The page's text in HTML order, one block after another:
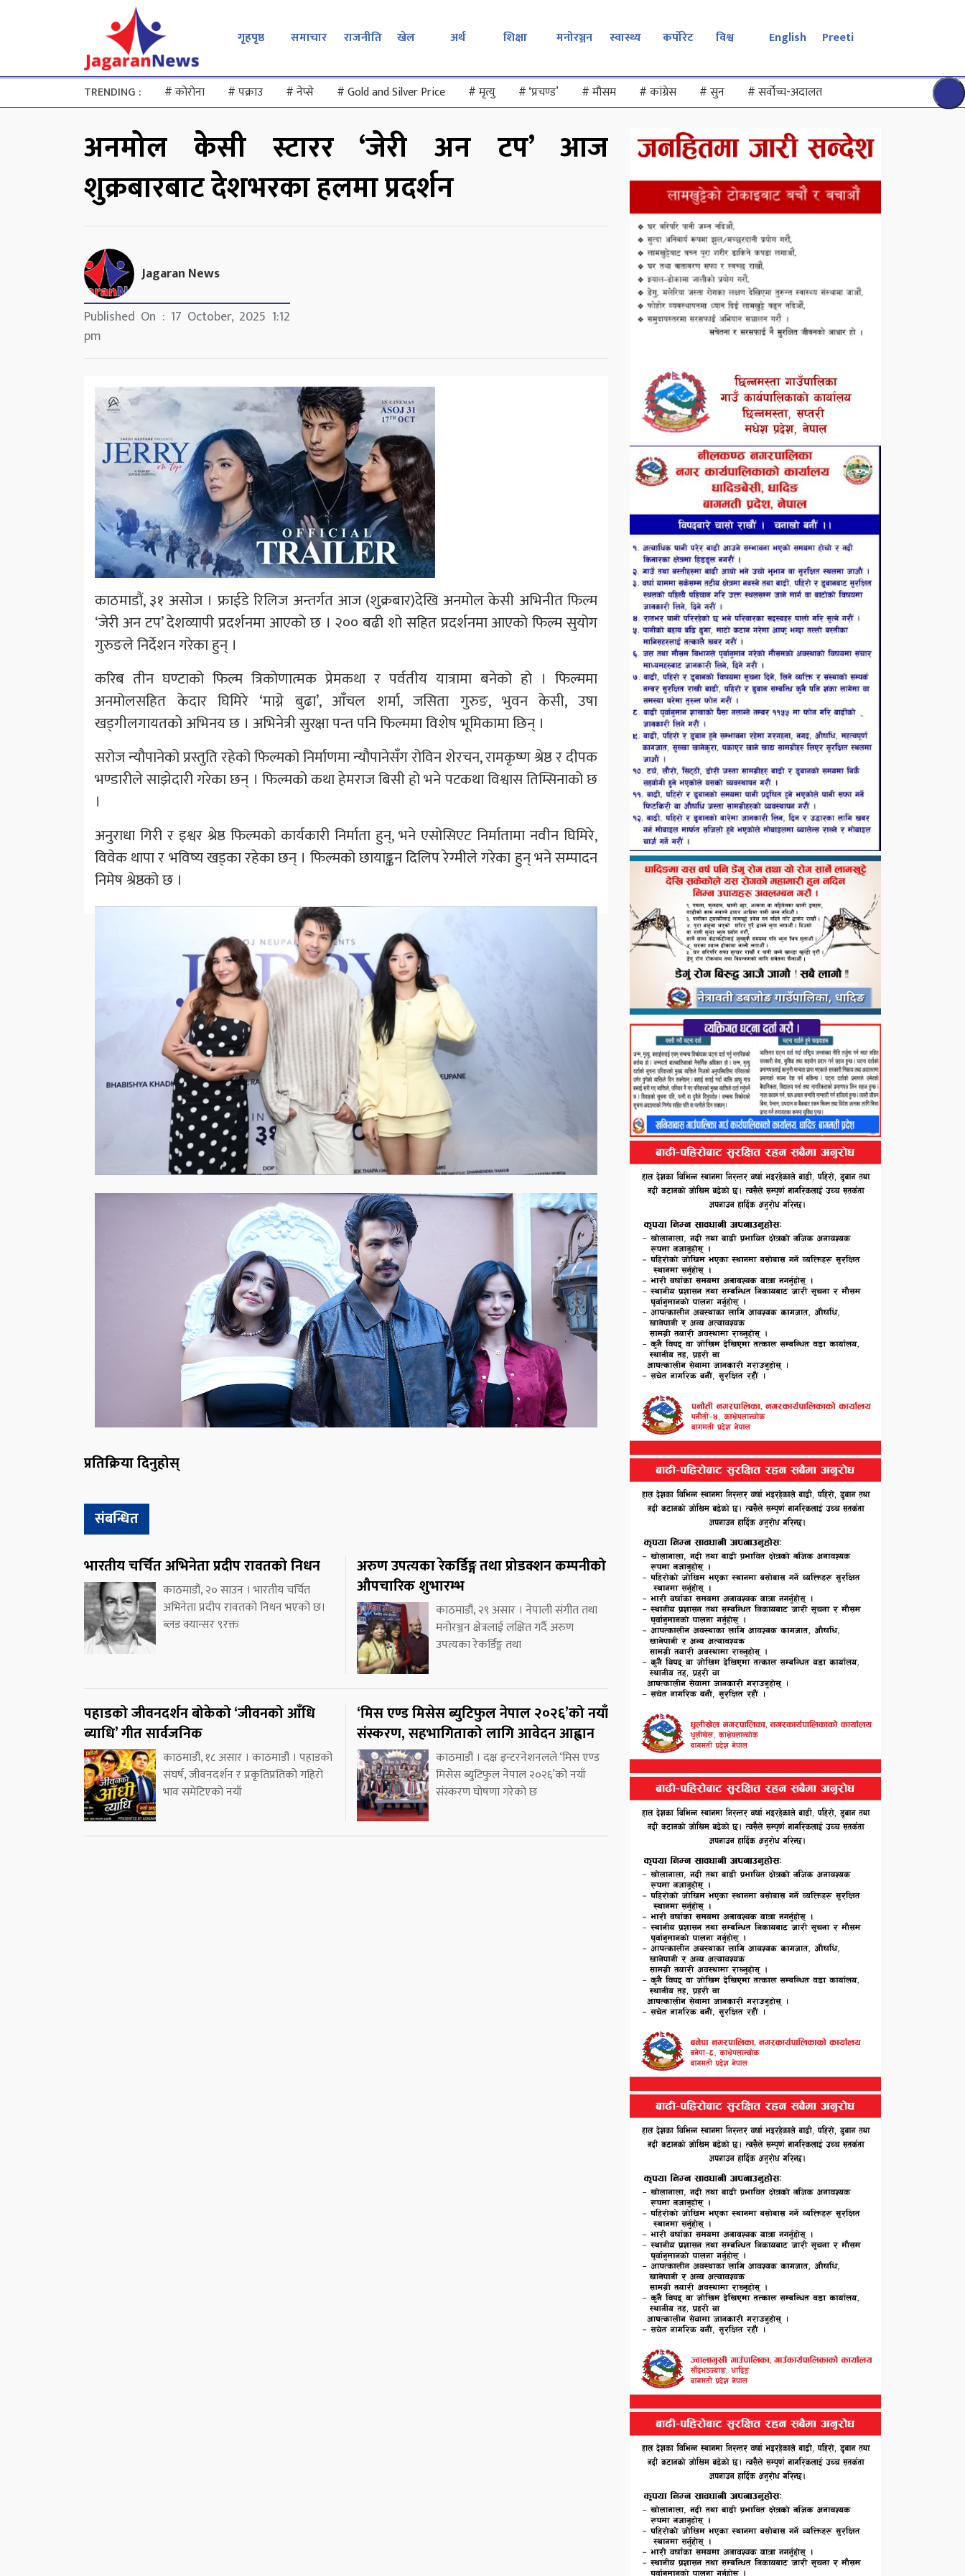
गृहपृष्ठ समाचार राजनीति खेल अर्थ शिक्षा मनोरञ्जन स्वास्थ्य कर्पोरेट विश्व English Preeti
TRENDING : #कोरोना #पक्राउ #नेप्से #Gold and Silver Price #मृत्यु #‘प्रचण्ड’ #मौसम #कांग्रेस #सुन #सर्वोच्च-अदालत
अनमोल केसी स्टारर ‘जेरी अन टप’ आज
शुक्रबारबाट देशभरका हलमा प्रदर्शन
Jagaran News
Published On : 17 October, 2025 1:12
pm
काठमाडौं, ३१ असोज । फ्राईडे रिलिज अन्तर्गत आज (शुक्रबार)देखि अनमोल केसी अभिनीत फिल्म
‘जेरी अन टप’ देशव्यापी प्रदर्शनमा आएको छ । २०० बढी शो सहित प्रदर्शनमा आएको फिल्म सुयोग
गुरुङले निर्देशन गरेका हुन् ।
करिब तीन घण्टाको फिल्म त्रिकोणात्मक प्रेमकथा र पर्वतीय यात्रामा बनेको हो । फिल्ममा
अनमोलसहित केदार घिमिरे ‘माग्ने बुढा’, आँचल शर्मा, जसिता गुरुङ, भुवन केसी, उषा
खड्गीलगायतको अभिनय छ । अभिनेत्री सुरक्षा पन्त पनि फिल्ममा विशेष भूमिकामा छिन् ।
सरोज न्यौपानेको प्रस्तुति रहेको फिल्मको निर्माणमा न्यौपानेसँग रोविन शेरचन, रामकृष्ण श्रेष्ठ र दीपक
भण्डारीले साझेदारी गरेका छन् । फिल्मको कथा हेमराज बिसी हो भने पटकथा विश्वास तिम्सिनाको छ
।
अनुराधा गिरी र इश्वर श्रेष्ठ फिल्मको कार्यकारी निर्माता हुन्, भने एसोसिएट निर्मातामा नवीन घिमिरे,
विवेक थापा र भविष्य खड्का रहेका छन् । फिल्मको छायाङ्कन दिलिप रेग्मीले गरेका हुन् भने सम्पादन
निमेष श्रेष्ठको छ ।
प्रतिक्रिया दिनुहोस्
संबन्धित
भारतीय चर्चित अभिनेता प्रदीप रावतको निधन
काठमाडौं, २० साउन । भारतीय चर्चित
अभिनेता प्रदीप रावतको निधन भएको छ।
ब्लड क्यान्सर ९रक्त
अरुण उपत्यका रेकर्डिङ्ग तथा प्रोडक्शन कम्पनीको
औपचारिक शुभारम्भ
काठमाडौं, २९ असार । नेपाली संगीत तथा
मनोरञ्जन क्षेत्रलाई लक्षित गर्दै अरुण
उपत्यका रेकर्डिङ्ग तथा
पहाडको जीवनदर्शन बोकेको ‘जीवनको आँधि
ब्याधि’ गीत सार्वजनिक
काठमाडौं, १८ असार । काठमाडौं । पहाडको
संघर्ष, जीवनदर्शन र प्रकृतिप्रतिको गहिरो
भाव समेटिएको नयाँ
‘मिस एण्ड मिसेस ब्युटिफुल नेपाल २०२६’को नयाँ
संस्करण, सहभागिताको लागि आवेदन आह्वान
काठमाडौं । दक्ष इन्टरनेशनलले ‘मिस एण्ड
मिसेस ब्युटिफुल नेपाल २०२६’को नयाँ
संस्करण घोषणा गरेको छ